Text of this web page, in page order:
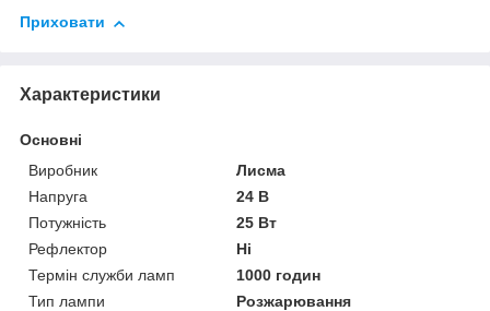
Приховати
Характеристики
Основні
Виробник
Лисма
Напруга
24 В
Потужність
25 Вт
Рефлектор
Ні
Термін служби ламп
1000 годин
Тип лампи
Розжарювання